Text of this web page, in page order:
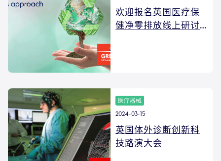
欢迎报名英国医疗保
健净零排放线上研讨
医疗器械
2024-03-15
英国体外诊断创新科
技路演大会